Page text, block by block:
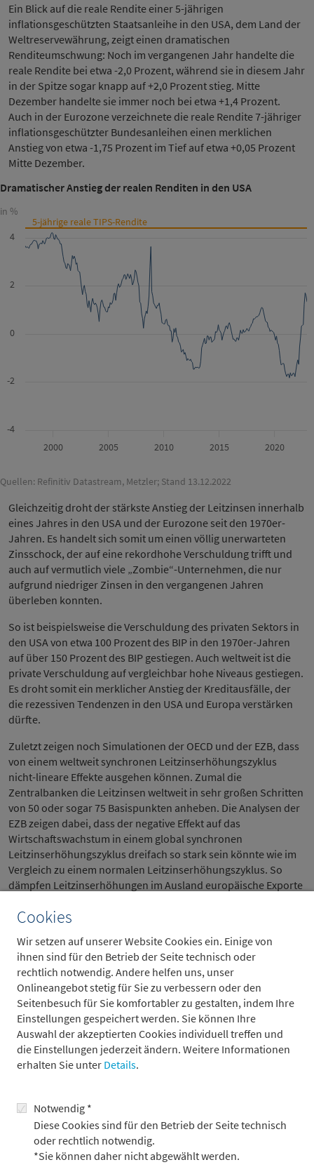
Cookies
Wir setzen auf unserer Website Cookies ein. Einige von
ihnen sind für den Betrieb der Seite technisch oder
rechtlich notwendig. Andere helfen uns, unser
Onlineangebot stetig für Sie zu verbessern oder den
Seitenbesuch für Sie komfortabler zu gestalten, indem Ihre
Einstellungen gespeichert werden. Sie können Ihre
Auswahl der akzeptierten Cookies individuell treffen und
die Einstellungen jederzeit ändern. Weitere Informationen
erhalten Sie unter Details.
Notwendig *
Diese Cookies sind für den Betrieb der Seite technisch
oder rechtlich notwendig.
*Sie können daher nicht abgewählt werden.
Ein Blick auf die reale Rendite einer 5-jährigen
inflationsgeschützten Staatsanleihe in den USA, dem Land der
Weltreservewährung, zeigt einen dramatischen
Renditeumschwung: Noch im vergangenen Jahr handelte die
reale Rendite bei etwa -2,0 Prozent, während sie in diesem Jahr
in der Spitze sogar knapp auf +2,0 Prozent stieg. Mitte
Dezember handelte sie immer noch bei etwa +1,4 Prozent.
Auch in der Eurozone verzeichnete die reale Rendite 7-jähriger
inflationsgeschützter Bundesanleihen einen merklichen
Anstieg von etwa -1,75 Prozent im Tief auf etwa +0,05 Prozent
Mitte Dezember.
Dramatischer Anstieg der realen Renditen in den USA
in %
5-jährige reale TIPS-Rendite
2000 2005 2010 2015 2020
-4
-2
0
2
4
Quellen: Refinitiv Datastream, Metzler; Stand 13.12.2022
Gleichzeitig droht der stärkste Anstieg der Leitzinsen innerhalb
eines Jahres in den USA und der Eurozone seit den 1970er-
Jahren. Es handelt sich somit um einen völlig unerwarteten
Zinsschock, der auf eine rekordhohe Verschuldung trifft und
auch auf vermutlich viele „Zombie“-Unternehmen, die nur
aufgrund niedriger Zinsen in den vergangenen Jahren
überleben konnten.
So ist beispielsweise die Verschuldung des privaten Sektors in
den USA von etwa 100 Prozent des BIP in den 1970er-Jahren
auf über 150 Prozent des BIP gestiegen. Auch weltweit ist die
private Verschuldung auf vergleichbar hohe Niveaus gestiegen.
Es droht somit ein merklicher Anstieg der Kreditausfälle, der
die rezessiven Tendenzen in den USA und Europa verstärken
dürfte.
Zuletzt zeigen noch Simulationen der OECD und der EZB, dass
von einem weltweit synchronen Leitzinserhöhungszyklus
nicht-lineare Effekte ausgehen können. Zumal die
Zentralbanken die Leitzinsen weltweit in sehr großen Schritten
von 50 oder sogar 75 Basispunkten anheben. Die Analysen der
EZB zeigen dabei, dass der negative Effekt auf das
Wirtschaftswachstum in einem global synchronen
Leitzinserhöhungszyklus dreifach so stark sein könnte wie im
Vergleich zu einem normalen Leitzinserhöhungszyklus. So
dämpfen Leitzinserhöhungen im Ausland europäische Exporte
Finanzierungsbedingungen bei.
Rekordanzahl an Notenbanken heben gleichzeitig den Leitzins an
– nichtlineare bremsende Effekte wahrscheinlich
Anzahl Leitzinsänderungen ausgewählter Zentralbanken*
* 37 Länder plus Eurozone, dreimonatiger gleitender Durchschnitt ** Stand